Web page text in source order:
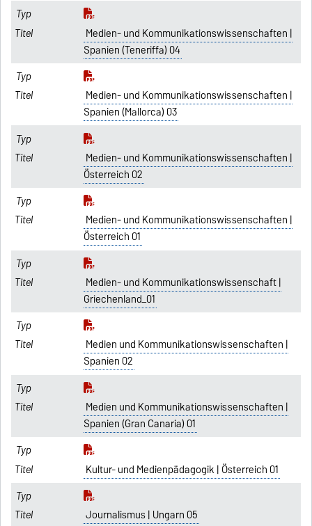
Medien- und Kommunikationswissenschaften |
Spanien (Teneriffa) 04
Medien- und Kommunikationswissenschaften |
Spanien (Mallorca) 03
Medien- und Kommunikationswissenschaften |
Österreich 02
Medien- und Kommunikationswissenschaften |
Österreich 01
Medien- und Kommunikationswissenschaft |
Griechenland_01
Medien und Kommunikationswissenschaften |
Spanien 02
Medien und Kommunikationswissenschaften |
Spanien (Gran Canaria) 01
Kultur- und Medienpädagogik | Österreich 01
Journalismus | Ungarn 05